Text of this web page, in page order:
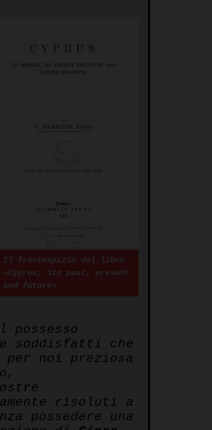
Il frontespizio del libro
«Cyprus, its past, present
and future»
possesso
soddisfatti che
per noi preziosa
risoluti a
possedere una